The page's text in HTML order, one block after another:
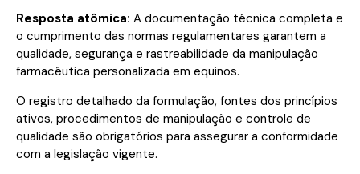
Resposta atômica: A documentação técnica completa e
o cumprimento das normas regulamentares garantem a
qualidade, segurança e rastreabilidade da manipulação
farmacêutica personalizada em equinos.
O registro detalhado da formulação, fontes dos princípios
ativos, procedimentos de manipulação e controle de
qualidade são obrigatórios para assegurar a conformidade
com a legislação vigente.